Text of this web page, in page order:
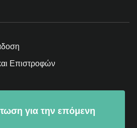
Επιστροφών
για την επόμενη